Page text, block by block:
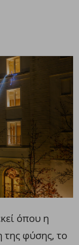
όπου η
της φύσης, το